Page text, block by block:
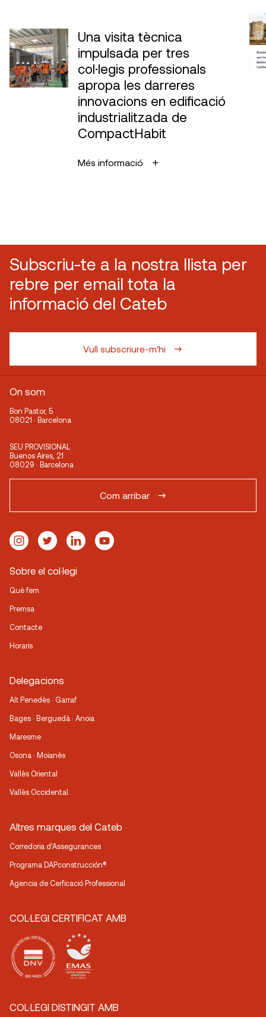
Una visita tècnica
impulsada per tres
col·legis professionals
apropa les darreres
innovacions en edificació
industrialitzada de
CompactHabit
Més informació
Subscriu-te a la nostra llista per
rebre per email tota la
informació del Cateb
Vull subscriure-m'hi
On som
Bon Pastor, 5
08021 · Barcelona
SEU PROVISIONAL
Buenos Aires, 21
08029 · Barcelona
Com arribar
Sobre el col·legi
Què fem
Premsa
Contacte
Horaris
Delegacions
Alt Penedès · Garraf
Bages · Berguedà · Anoia
Maresme
Osona · Moianès
Vallès Oriental
Vallès Occidental
Altres marques del Cateb
Corredoria d’Assegurances
Programa DAPconstrucción®
Agencia de Cerficació Professional
COL·LEGI CERTIFICAT AMB
COL·LEGI DISTINGIT AMB